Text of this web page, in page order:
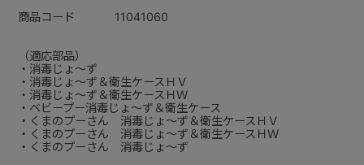
商品コード 11041060
（適応部品）
・消毒じょ～ず
・消毒じょ～ず＆衛生ケースＨＶ
・消毒じょ～ず＆衛生ケースＨＷ
・ベビープー消毒じょ～ず＆衛生ケース
・くまのプーさん 消毒じょ～ず＆衛生ケースＨＶ
・くまのプーさん 消毒じょ～ず＆衛生ケースＨＷ
・くまのプーさん 消毒じょ～ず